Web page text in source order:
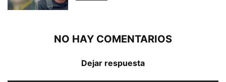
NO HAY COMENTARIOS
Dejar respuesta